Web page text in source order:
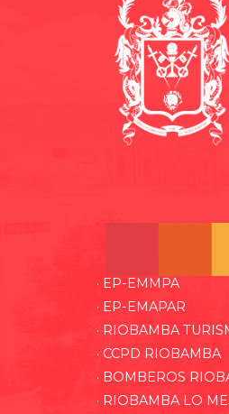
· EP-EMMPA
· EP-EMAPAR
· RIOBAMBA
· CCPD RIOBAMBA
· BOMBEROS
· RIOBAMBA LO